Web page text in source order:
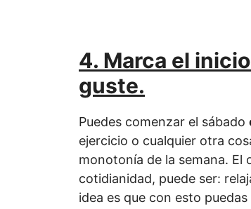
4. Marca el
guste.
Puedes comenzar el sábado
ejercicio o cualquier otra
monotonía de la semana. El
cotidianidad, puede ser:
idea es que con esto